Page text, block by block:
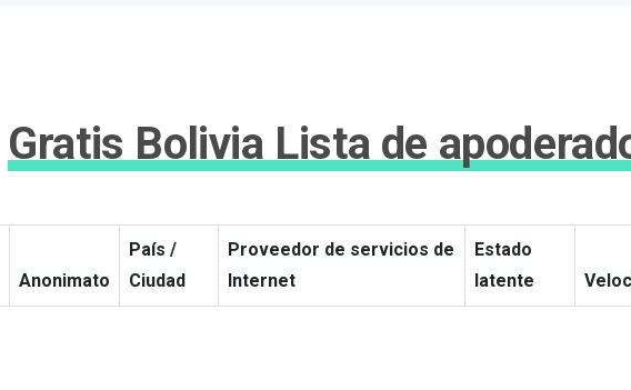
Gratis Bolivia Lista de
Anonimato
País /
Ciudad
Proveedor de servicios de
Internet
Estado
latente